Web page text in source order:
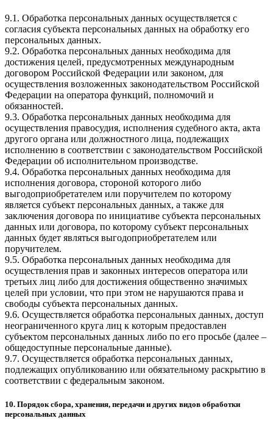
9.1. Обработка персональных данных осуществляется с
согласия субъекта персональных данных на обработку его
персональных данных.
9.2. Обработка персональных данных необходима для
достижения целей, предусмотренных международным
договором Российской Федерации или законом, для
осуществления возложенных законодательством Российской
Федерации на оператора функций, полномочий и
обязанностей.
9.3. Обработка персональных данных необходима для
осуществления правосудия, исполнения судебного акта, акта
другого органа или должностного лица, подлежащих
исполнению в соответствии с законодательством Российской
Федерации об исполнительном производстве.
9.4. Обработка персональных данных необходима для
исполнения договора, стороной которого либо
выгодоприобретателем или поручителем по которому
является субъект персональных данных, а также для
заключения договора по инициативе субъекта персональных
данных или договора, по которому субъект персональных
данных будет являться выгодоприобретателем или
поручителем.
9.5. Обработка персональных данных необходима для
осуществления прав и законных интересов оператора или
третьих лиц либо для достижения общественно значимых
целей при условии, что при этом не нарушаются права и
свободы субъекта персональных данных.
9.6. Осуществляется обработка персональных данных, доступ
неограниченного круга лиц к которым предоставлен
субъектом персональных данных либо по его просьбе (далее –
общедоступные персональные данные).
9.7. Осуществляется обработка персональных данных,
подлежащих опубликованию или обязательному раскрытию в
соответствии с федеральным законом.
10. Порядок сбора, хранения, передачи и других видов обработки
персональных данных